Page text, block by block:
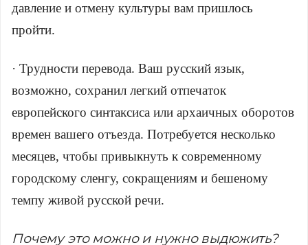
давление и отмену культуры вам пришлось
пройти.
· Трудности перевода. Ваш русский язык,
возможно, сохранил легкий отпечаток
европейского синтаксиса или архаичных оборотов
времен вашего отъезда. Потребуется несколько
месяцев, чтобы привыкнуть к современному
городскому сленгу, сокращениям и бешеному
темпу живой русской речи.
Почему это можно и нужно выдюжить?